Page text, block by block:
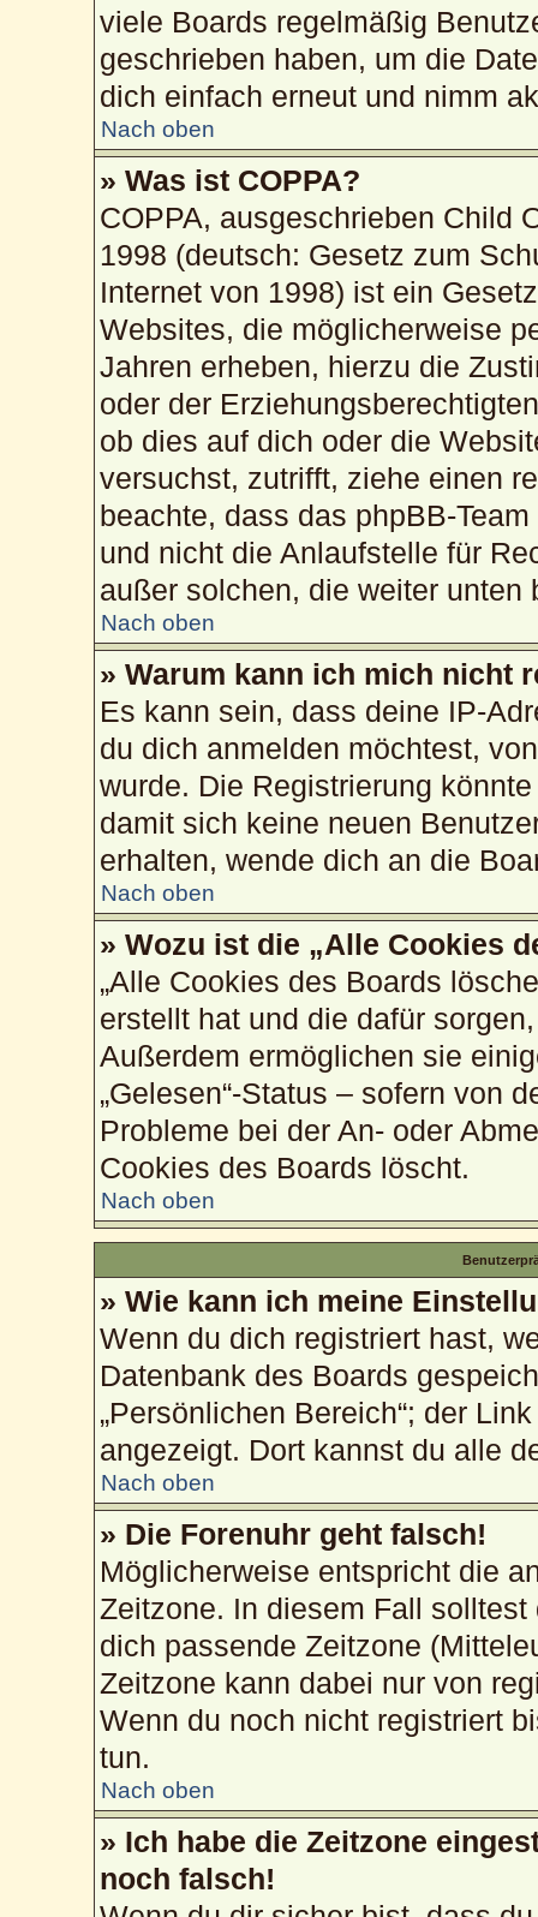
viele Boards regelmäßig
geschrieben haben, um die
dich einfach erneut und nimm
Nach oben
» Was ist COPPA?
COPPA, ausgeschrieben Child
1998 (deutsch: Gesetz zum
Internet von 1998) ist ein
Websites, die möglicherweise
Jahren erheben, hierzu die
oder der
ob dies auf dich oder die
versuchst, zutrifft, ziehe einen
beachte, dass das phpBB-
und nicht die Anlaufstelle für
außer solchen, die weiter unten
Nach oben
» Warum kann ich mich nicht
Es kann sein, dass deine IP-
du dich anmelden möchtest,
wurde. Die Registrierung
damit sich keine neuen
erhalten, wende dich an die
Nach oben
» Wozu ist die „Alle Cookies
„Alle Cookies des Boards
erstellt hat und die dafür
Außerdem ermöglichen sie
„Gelesen“-Status – sofern von
Probleme bei der An- oder
Cookies des Boards löscht.
Nach oben
» Wie kann ich meine
Wenn du dich registriert hast,
Datenbank des Boards
„Persönlichen Bereich“; der
angezeigt. Dort kannst du alle
Nach oben
» Die Forenuhr geht falsch!
Möglicherweise entspricht die
Zeitzone. In diesem Fall solltest
dich passende Zeitzone
Zeitzone kann dabei nur von
Wenn du noch nicht registriert
tun.
Nach oben
» Ich habe die Zeitzone
noch falsch!